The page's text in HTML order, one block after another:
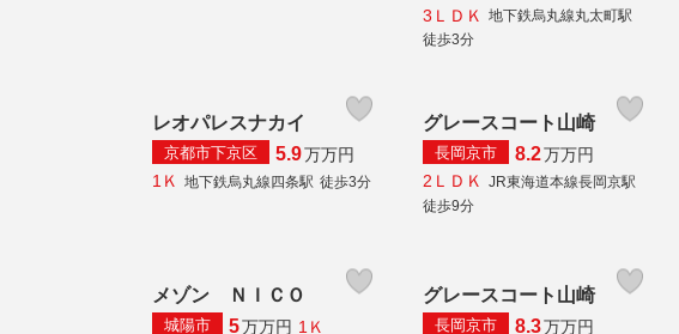
3ＬＤＫ
地下鉄烏丸線丸太町駅
徒歩3分
レオパレスナカイ
京都市下京区 5.9万万円
1Ｋ 地下鉄烏丸線四条駅 徒歩3分
グレースコート山崎
長岡京市 8.2万万円
2ＬＤＫ JR東海道本線長岡京駅
徒歩9分
メゾン ＮＩＣＯ
城陽市 5万万円 1Ｋ
グレースコート山崎
長岡京市 8.3万万円